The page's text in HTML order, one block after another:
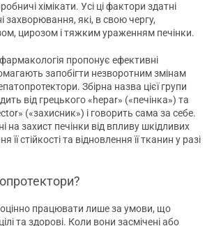
хімікати. Усі ці фактори здатні
захворювання, які, в свою чергу,
цирозом і тяжким ураженням печінки.
пропонує ефективні
запобігти незворотним змінам
Збірна назва цієї групи
від грецького «hepar» («печінка») та
(«захисник») і говорить сама за себе.
на захист печінки від впливу шкідливих
її стійкості та відновлення її тканин у разі
працювати лише за умови, що
та здорові. Коли вони засмічені або